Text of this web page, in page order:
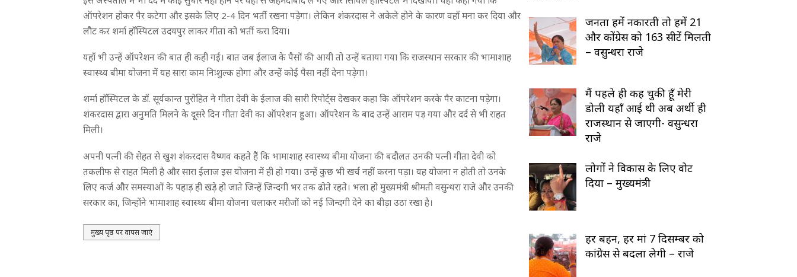
ऑपरेशन होकर पैर कटेगा और इसके लिए 2-4 दिन भर्ती रखना पड़ेगा। लेकिन शंकरदास ने अकेले होने के कारण वहाँ मना कर दिया और
लौट कर शर्मा हॉस्पिटल उदयपुर लाकर गीता को भर्ती करा दिया।
यहाँ भी उन्हें ऑपरेशन की बात ही कही गई। बात जब ईलाज के पैसों की आयी तो उन्हें बताया गया कि राजस्थान सरकार की भामाशाह
स्वास्थ्य बीमा योजना में यह सारा काम निःशुल्क होगा और उन्हें कोई पैसा नहीं देना पड़ेगा।
शर्मा हॉस्पिटल के डॉ. सूर्यकान्त पुरोहित ने गीता देवी के ईलाज की सारी रिपोर्ट्स देखकर कहा कि ऑपरेशन करके पैर काटना पड़ेगा।
शंकरदास द्वारा अनुमति मिलने के दूसरे दिन गीता देवी का ऑपरेशन हुआ। ऑपरेशन के बाद उन्हें आराम पड़ गया और दर्द से भी राहत
मिली।
अपनी पत्नी की सेहत से खुश शंकरदास वैष्णव कहते हैें कि भामाशाह स्वास्थ्य बीमा योजना की बदौलत उनकी पत्नी गीता देवी को
तकलीफ से राहत मिली है और सारा ईलाज इस योजना में ही हो गया। उन्हें कुछ भी खर्च नहीं करना पड़ा। यह योजना न होती तो उनके
लिए कर्ज और समस्याओं के पहाड़ ही खड़े हो जाते जिन्हें जिन्दगी भर तक ढोते रहते। भला हो मुख्यमंत्री श्रीमती वसुन्धरा राजे और उनकी
सरकार का, जिन्होंने भामाशाह स्वास्थ्य बीमा योजना चलाकर मरीजों को नई जिन्दगी देने का बीड़ा उठा रखा है।
मुख्य पृष्ठ पर वापस जाएं
जनता हमें नकारती तो हमें 21
और कोंग्रेस को 163 सीटें मिलती
– वसुन्धरा राजे
मैं पहले ही कह चुकी हूँ मेरी
डोली यहाँ आई थी अब अर्थी ही
राजस्थान से जाएगी- वसुन्धरा
राजे
लोगों ने विकास के लिए वोट
दिया – मुख्यमंत्री
हर बहन, हर मां 7 दिसम्बर को
कांग्रेस से बदला लेगी – राजे